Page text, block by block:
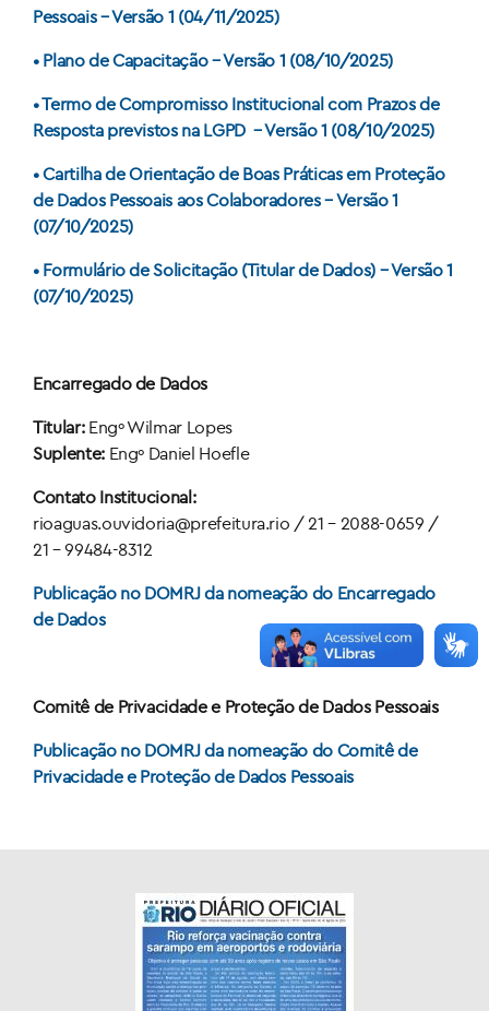
Pessoais – Versão 1 (04/11/2025)
• Plano de Capacitação – Versão 1 (08/10/2025)
• Termo de Compromisso Institucional com Prazos de
Resposta previstos na LGPD – Versão 1 (08/10/2025)
• Cartilha de Orientação de Boas Práticas em Proteção
de Dados Pessoais aos Colaboradores – Versão 1
(07/10/2025)
• Formulário de Solicitação (Titular de Dados) – Versão 1
(07/10/2025)
Encarregado de Dados
Titular:Engº Wilmar Lopes
Suplente:Engº Daniel Hoefle
Contato Institucional:
rioaguas.ouvidoria@prefeitura.rio / 21 – 2088-0659 /
21 – 99484-8312
Publicação no DOMRJ da nomeação do Encarregado
de Dados
Comitê de Privacidade e Proteção de Dados Pessoais
Publicação no DOMRJ da nomeação do Comitê de
Privacidade e Proteção de Dados Pessoais